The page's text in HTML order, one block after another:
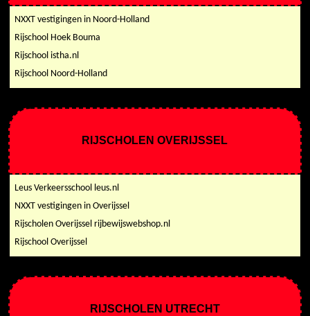
NXXT vestigingen in Noord-Holland
Rijschool Hoek Bouma
Rijschool istha.nl
Rijschool Noord-Holland
RIJSCHOLEN OVERIJSSEL
Leus Verkeersschool leus.nl
NXXT vestigingen in Overijssel
Rijscholen Overijssel rijbewijswebshop.nl
Rijschool Overijssel
RIJSCHOLEN UTRECHT